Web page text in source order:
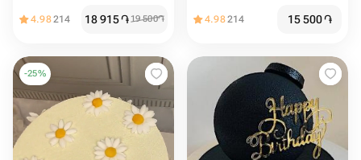
4.98214 18 915֏19 500֏ 4.98214 15 500֏
-25%